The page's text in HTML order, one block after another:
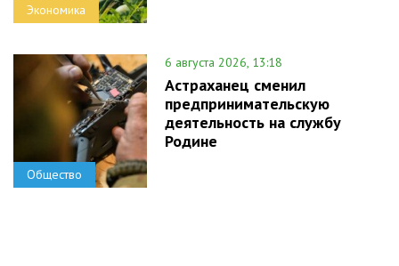
Экономика
Общество
6 августа 2026, 13:18
Астраханец сменил
предпринимательскую
деятельность на службу
Родине